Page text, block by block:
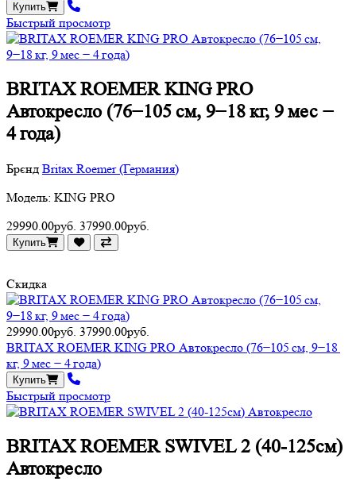
Купить
Быстрый просмотр
BRITAX ROEMER KING PRO
Автокресло (76−105 см, 9−18 кг, 9 мес −
4 года)
Брєнд Britax Roemer (Германия)
Модель: KING PRO
29990.00руб. 37990.00руб.
Купить
Скидка
29990.00руб. 37990.00руб.
BRITAX ROEMER KING PRO Автокресло (76−105 см, 9−18
кг, 9 мес − 4 года)
Купить
Быстрый просмотр
BRITAX ROEMER SWIVEL 2 (40-125см)
Автокресло